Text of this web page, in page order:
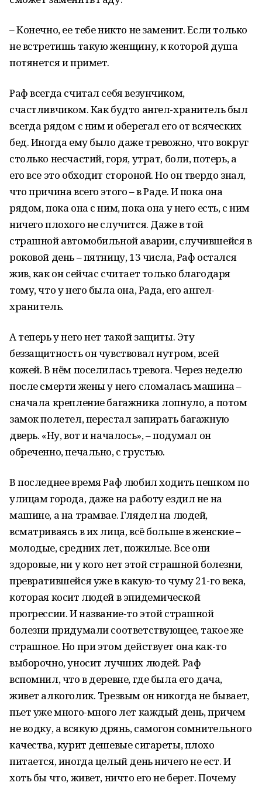
– Конечно, ее тебе никто не заменит. Если только
не встретишь такую женщину, к которой душа
потянется и примет.
Раф всегда считал себя везунчиком,
счастливчиком. Как будто ангел-хранитель был
всегда рядом с ним и оберегал его от всяческих
бед. Иногда ему было даже тревожно, что вокруг
столько несчастий, горя, утрат, боли, потерь, а
его все это обходит стороной. Но он твердо знал,
что причина всего этого – в Раде. И пока она
рядом, пока она с ним, пока она у него есть, с ним
ничего плохого не случится. Даже в той
страшной автомобильной аварии, случившейся в
роковой день – пятницу, 13 числа, Раф остался
жив, как он сейчас считает только благодаря
тому, что у него была она, Рада, его ангел-
хранитель.
А теперь у него нет такой защиты. Эту
беззащитность он чувствовал нутром, всей
кожей. В нём поселилась тревога. Через неделю
после смерти жены у него сломалась машина –
сначала крепление багажника лопнуло, а потом
замок полетел, перестал запирать багажную
дверь. «Ну, вот и началось», – подумал он
обреченно, печально, с грустью.
В последнее время Раф любил ходить пешком по
улицам города, даже на работу ездил не на
машине, а на трамвае. Глядел на людей,
всматриваясь в их лица, всё больше в женские –
молодые, средних лет, пожилые. Все они
здоровые, ни у кого нет этой страшной болезни,
превратившейся уже в какую-то чуму 21-го века,
которая косит людей в эпидемической
прогрессии. И название-то этой страшной
болезни придумали соответствующее, такое же
страшное. Но при этом действует она как-то
выборочно, уносит лучших людей. Раф
вспомнил, что в деревне, где была его дача,
живет алкоголик. Трезвым он никогда не бывает,
пьет уже много-много лет каждый день, причем
не водку, а всякую дрянь, самогон сомнительного
качества, курит дешевые сигареты, плохо
питается, иногда целый день ничего не ест. И
хоть бы что, живет, ничто его не берет. Почему